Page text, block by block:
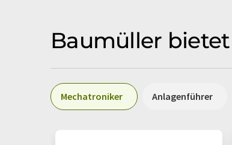
Baumüller
Mechatroniker Anlagenführer